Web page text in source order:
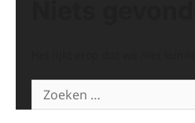
Zoeken
naar: